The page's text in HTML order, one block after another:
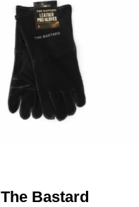
The Bastard